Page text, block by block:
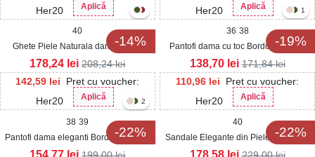
Her20
Aplică
Her20
Aplică
-14%
40
Ghete Piele Naturala dama Bordo
Rhona
142,59 lei
Pret cu voucher:
Her20
Aplică
178,24 lei 208,24lei
-19%
1
36 38
Pantofi dama cu toc Bordo din Piele
Ecologica Lacuita Namira
110,96 lei
Pret cu voucher:
Her20
Aplică
138,70 lei 171,84lei
-22%
2
38 39
Pantofi dama eleganti Bordo din Piele
Ecologica Lacuita Ziva
154,77 lei 199,00lei
-22%
40
Sandale Elegante din Piele Ecologica
Lacuita dama Bordo Irelewa
178,58 lei 229,00lei